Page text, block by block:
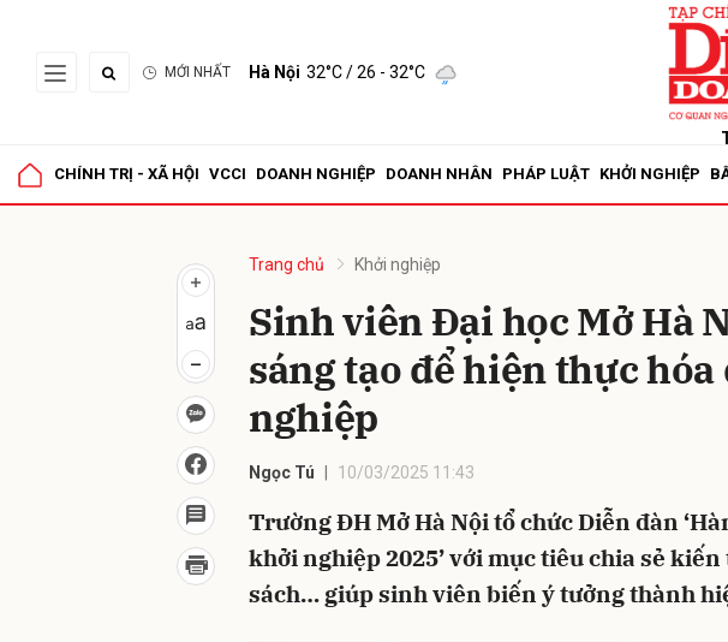
MỚI NHẤT Hà Nội 32°C/ 26 - 32°C
CHÍNH TRỊ - XÃ HỘI VCCI DOANH NGHIỆP DOANH NHÂN PHÁP LUẬT KHỞI NGHIỆP
Trang chủ Khởi nghiệp
Sinh viên Đại học Mở Hà
sáng tạo để hiện thực
nghiệp
Ngọc Tú 10/03/2025 11:43
Trường ĐH Mở Hà Nội tổ chức Diễn đàn
khởi nghiệp 2025’ với mục tiêu chia sẻ
sách… giúp sinh viên biến ý tưởng thành